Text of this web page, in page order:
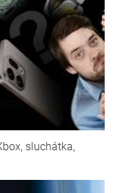
sluchátka,